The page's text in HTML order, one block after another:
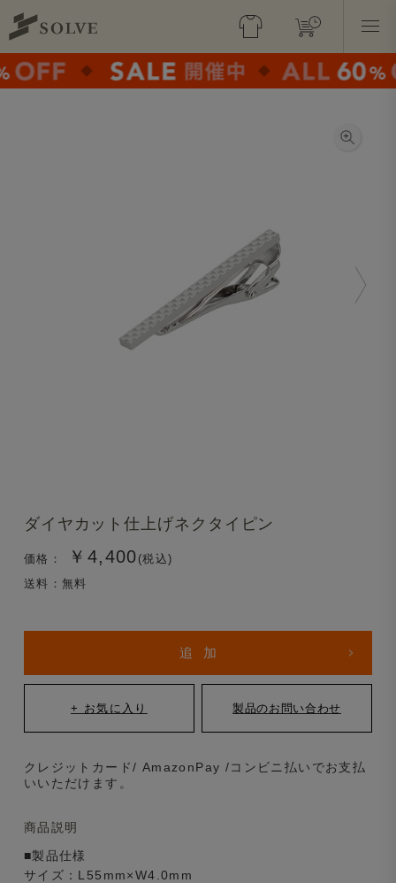
ダイヤカット仕上げネクタイピン
価格： ￥4,400 (税込)
送料：無料
クレジットカード/ AmazonPay /コンビニ払いでお支払
いいただけます。
商品説明
■製品仕様
サイズ：L55mm×W4.0mm